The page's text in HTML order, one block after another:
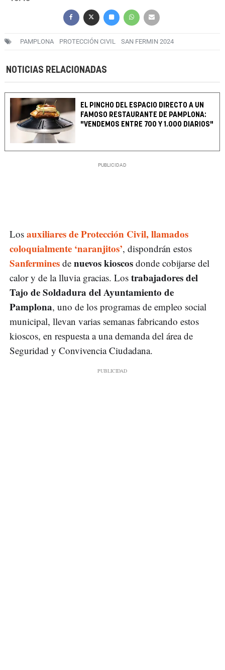
PAMPLONA PROTECCIÓN CIVIL SAN FERMIN 2024
NOTICIAS RELACIONADAS
EL PINCHO DEL ESPACIO DIRECTO A UN
FAMOSO RESTAURANTE DE PAMPLONA:
"VENDEMOS ENTRE 700 Y 1.000 DIARIOS"
Los auxiliares de Protección Civil, llamados
coloquialmente ‘naranjitos’, dispondrán estos
Sanfermines de nuevos kioscos donde cobijarse del
calor y de la lluvia gracias. Los trabajadores del
Tajo de Soldadura del Ayuntamiento de
Pamplona, uno de los programas de empleo social
municipal, llevan varias semanas fabricando estos
kioscos, en respuesta a una demanda del área de
Seguridad y Convivencia Ciudadana.